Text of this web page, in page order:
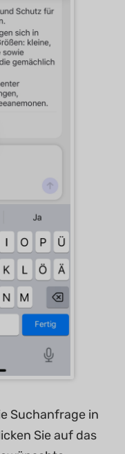
Suchanfrage in
Sie auf das